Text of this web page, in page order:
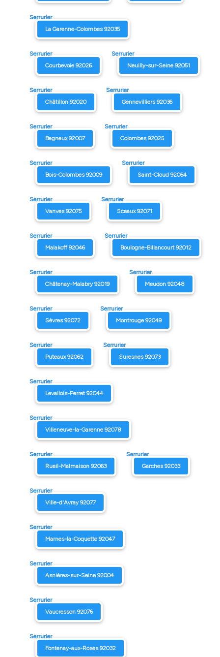
Serrurier
La Garenne-Colombes 92035
Serrurier
Courbevoie 92026
Serrurier
Neuilly-sur-Seine 92051
Serrurier
Châtillon 92020
Serrurier
Gennevilliers 92036
Serrurier
Bagneux 92007
Serrurier
Colombes 92025
Serrurier
Bois-Colombes 92009
Serrurier
Saint-Cloud 92064
Serrurier
Vanves 92075
Serrurier
Sceaux 92071
Serrurier
Malakoff 92046
Serrurier
Boulogne-Billancourt 92012
Serrurier
Châtenay-Malabry 92019
Serrurier
Meudon 92048
Serrurier
Sèvres 92072
Serrurier
Montrouge 92049
Serrurier
Puteaux 92062
Serrurier
Suresnes 92073
Serrurier
Levallois-Perret 92044
Serrurier
Villeneuve-la-Garenne 92078
Serrurier
Rueil-Malmaison 92063
Serrurier
Garches 92033
Serrurier
Ville-d'Avray 92077
Serrurier
Marnes-la-Coquette 92047
Serrurier
Asnières-sur-Seine 92004
Serrurier
Vaucresson 92076
Serrurier
Fontenay-aux-Roses 92032